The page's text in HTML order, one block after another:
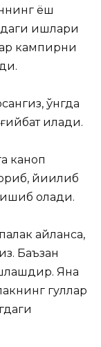
ёш
ишлари
кампирни
ўнгда
қилади.
каноп
йиқилиб
қолади.
айланса,
Баъзан
Яна
гуллар